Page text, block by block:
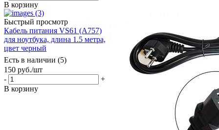
В корзину
Быстрый просмотр
Кабель питания VS61 (A757)
для ноутбука, длина 1.5 метра,
цвет черный
Есть в наличии (5)
150 руб./шт
-
+
В корзину